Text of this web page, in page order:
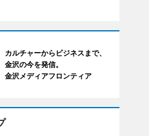
カルチャーからビジネスまで、
金沢の今を発信。
金沢メディアフロンティア